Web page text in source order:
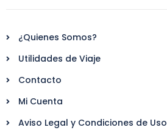
¿Quienes Somos?
Utilidades de Viaje
Contacto
Mi Cuenta
Aviso Legal y Condiciones de Uso